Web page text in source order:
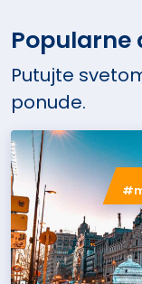
Popularne
Putujte
ponude.